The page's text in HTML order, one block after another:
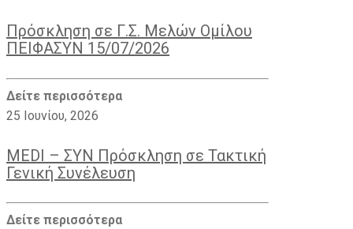
Πρόσκληση σε Γ.Σ. Μελών Ομίλου
ΠΕΙΦΑΣΥΝ 15/07/2026
Δείτε περισσότερα
25 Ιουνίου, 2026
MEDI – ΣΥΝ Πρόσκληση σε Τακτική
Γενική Συνέλευση
Δείτε περισσότερα